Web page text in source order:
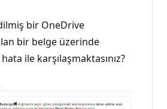
bir OneDrive
bir belge üzerinde
ile karşılaşmaktasınız?